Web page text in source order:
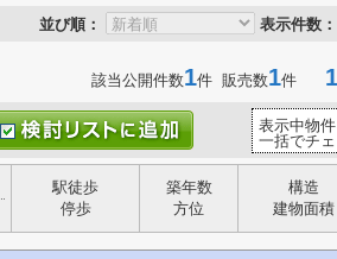
並び順： 表示件数：
該当公開件数1件 販売数1件
表示中物
一括でチ
駅徒歩
停歩
築年数
方位
構造
建物面積